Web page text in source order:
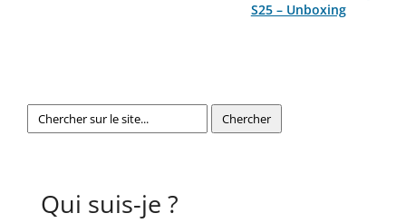
S25 – Unboxing
Qui suis-je ?